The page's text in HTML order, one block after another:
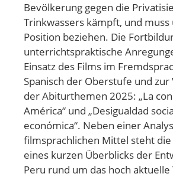
Bevölkerung gegen die
Trinkwassers kämpft, und
Position beziehen. Die
unterrichtspraktische
Einsatz des Films im
Spanisch der Oberstufe und
der Abiturthemen 2025: „La
América“ und „Desigualdad
económica“. Neben einer
filmsprachlichen Mittel steht
eines kurzen Überblicks der
Peru rund um das hoch